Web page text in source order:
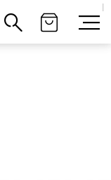
|
Cerrar